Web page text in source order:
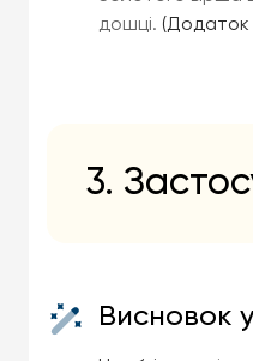
дошці. (Додаток
3.
Висновок